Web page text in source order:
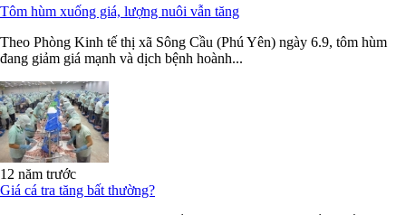
Tôm hùm xuống giá, lượng nuôi vẫn tăng
Theo Phòng Kinh tế thị xã Sông Cầu (Phú Yên) ngày 6.9, tôm hùm
đang giảm giá mạnh và dịch bệnh hoành...
12 năm trước
Giá cá tra tăng bất thường?